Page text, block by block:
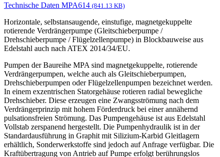
Technische Daten MPA614 (841.13 KB)
Horizontale, selbstansaugende, einstufige, magnetgekuppelte
rotierende Verdrängerpumpe (Gleitschieberpumpe /
Drehschieberpumpe / Flügelzellenpumpe) in Blockbauweise aus
Edelstahl auch nach ATEX 2014/34/EU.
Pumpen der Baureihe MPA sind magnetgekuppelte, rotierende
Verdrängerpumpen, welche auch als Gleitschieberpumpen,
Drehschieberpumpen oder Flügelzellenpumpen bezeichnet werden.
In einem exzentrischen Statorgehäuse rotieren radial bewegliche
Drehschieber. Diese erzeugen eine Zwangsströmung nach dem
Verdrängerprinzip mit hohem Förderdruck bei einer annähernd
pulsationsfreien Strömung. Das Pumpengehäuse ist aus Edelstahl
Vollstab zerspanend hergestellt. Die Pumpenhydraulik ist in der
Standardausführung in Graphit mit Silizium-Karbid Gleitlagern
erhältlich, Sonderwerkstoffe sind jedoch auf Anfrage verfügbar. Die
Kraftübertragung von Antrieb auf Pumpe erfolgt berührungslos